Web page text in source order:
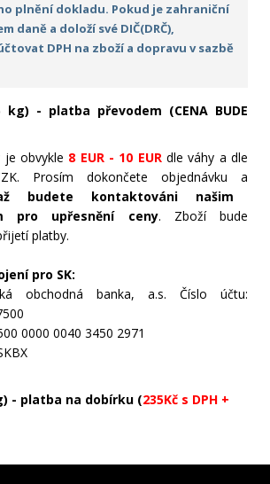
plnění dokladu. Pokud je zahraniční
daně a doloží své DIČ(DRČ),
DPH na zboží a dopravu v sazbě
kg) - platba převodem (CENA BUDE
je obvykle 8 EUR - 10 EURdle váhy a dle
Prosím dokončete objednávku a
budete kontaktováni našim
pro upřesnění ceny. Zboží bude
platby.
pro SK:
obchodná banka, a.s. Číslo účtu:
0000 0040 3450 2971
- platba na dobírku (235Kč s DPH +